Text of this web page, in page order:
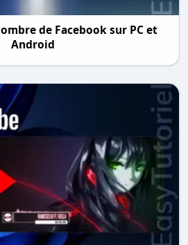
de Facebook sur PC et
Android